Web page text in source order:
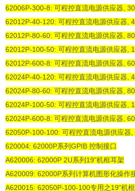
62006P-300-8: 可程控直流电源供应器,
62012P-40-120: 可程控直流电源供应器,
62012P-80-60: 可程控直流电源供应器,
62012P-100-50: 可程控直流电源供应器,
62012P-600-8: 可程控直流电源供应器,
62024P-40-120: 可程控直流电源供应器,
62024P-80-60: 可程控直流电源供应器,
62024P-100-50: 可程控直流电源供应器,
62024P-600-8: 可程控直流电源供应器,
62050P-100-100: 可程控直流电源供应器
620004: 62000P系列GPIB 控制接口
A620006: 62000P 2U系列19"机框耳架
A620009: 62000P系列计算机图形化操作
A620015: 62050P-100-100专用之19"机